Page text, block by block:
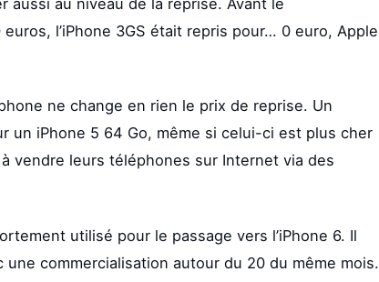
au niveau de la reprise. Avant le
l’iPhone 3GS était repris pour… 0 euro, Apple
ne change en rien le prix de reprise. Un
un iPhone 5 64 Go, même si celui-ci est plus cher
vendre leurs téléphones sur Internet via des
utilisé pour le passage vers l’iPhone 6. Il
commercialisation autour du 20 du même mois.